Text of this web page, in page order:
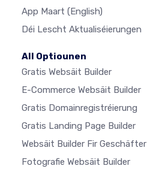
App Maart (English)
Déi Lescht Aktualiséierungen
All Optiounen
Gratis Websäit Builder
E-Commerce Websäit Builder
Gratis Domainregistréierung
Gratis Landing Page Builder
Websäit Builder Fir Geschäfter
Fotografie Websäit Builder